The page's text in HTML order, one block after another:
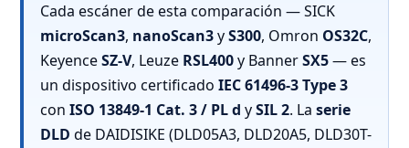
Cada escáner de esta comparación — SICK
microScan3, nanoScan3yS300, Omron OS32C,
KeyenceSZ-V, Leuze RSL400y BannerSX5— es
un dispositivo certificado IEC 61496-3 Type 3
con ISO 13849-1 Cat. 3 / PL d ySIL 2. La serie
DLD de DAIDISIKE (DLD05A3, DLD20A5, DLD30T-